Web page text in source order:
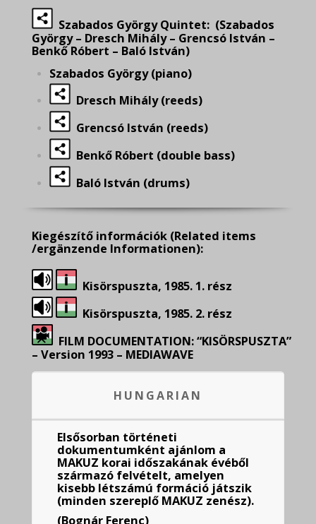
Szabados György Quintet: (Szabados
György – Dresch Mihály – Grencsó István –
Benkő Róbert – Baló István)
Szabados György (piano)
Dresch Mihály (reeds)
Grencsó István (reeds)
Benkő Róbert (double bass)
Baló István (drums)
Kiegészítő információk (Related items
/ergänzende Informationen):
Kisörspuszta, 1985. 1. rész
Kisörspuszta, 1985. 2. rész
FILM DOCUMENTATION: “KISÖRSPUSZTA”
– Version 1993 – MEDIAWAVE
HUNGARIAN
Elsősorban történeti
dokumentumként ajánlom a
MAKUZ korai időszakának évéből
származó felvételt, amelyen
kisebb létszámú formáció játszik
(minden szereplő MAKUZ zenész).
(Bognár Ferenc)